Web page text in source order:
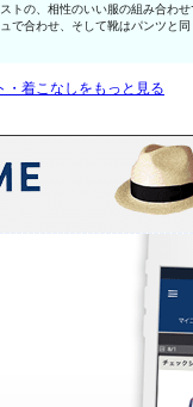
の、相性のいい服の組み合わ
で合わせ、そして靴はパンツ
・着こなしをもっと見る